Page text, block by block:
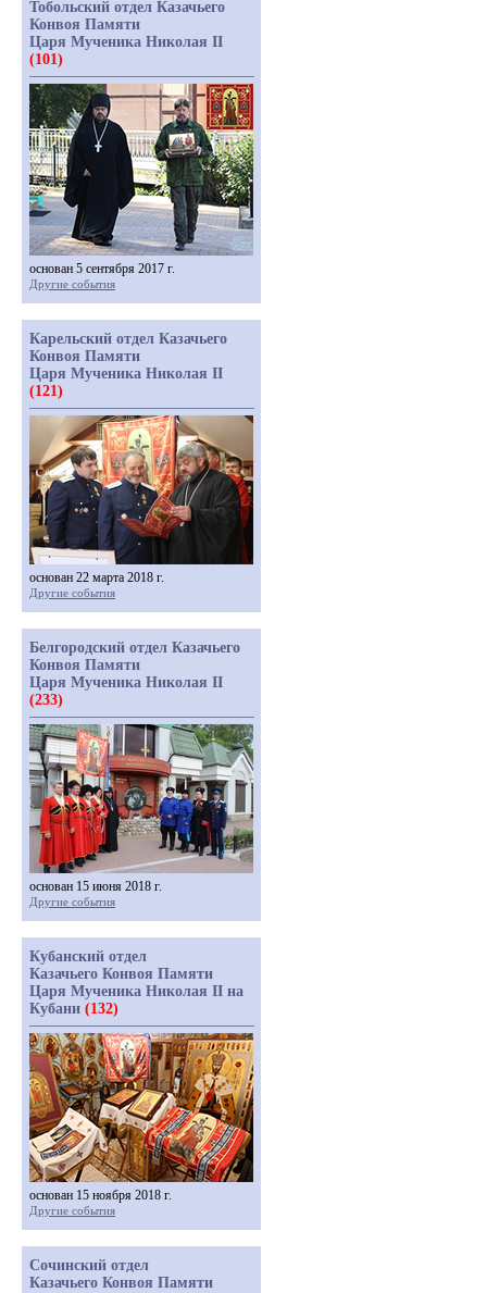
Тобольский отдел Казачьего
Конвоя Памяти
Царя Мученика Николая II
(101)
основан 5 сентября 2017 г.
Другие события
Карельский отдел Казачьего
Конвоя Памяти
Царя Мученика Николая II
(121)
основан 22 марта 2018 г.
Другие события
Белгородский отдел Казачьего
Конвоя Памяти
Царя Мученика Николая II
(233)
основан 15 июня 2018 г.
Другие события
Кубанский отдел
Казачьего Конвоя Памяти
Царя Мученика Николая II на
Кубани (132)
основан 15 ноября 2018 г.
Другие события
Сочинский отдел
Казачьего Конвоя Памяти